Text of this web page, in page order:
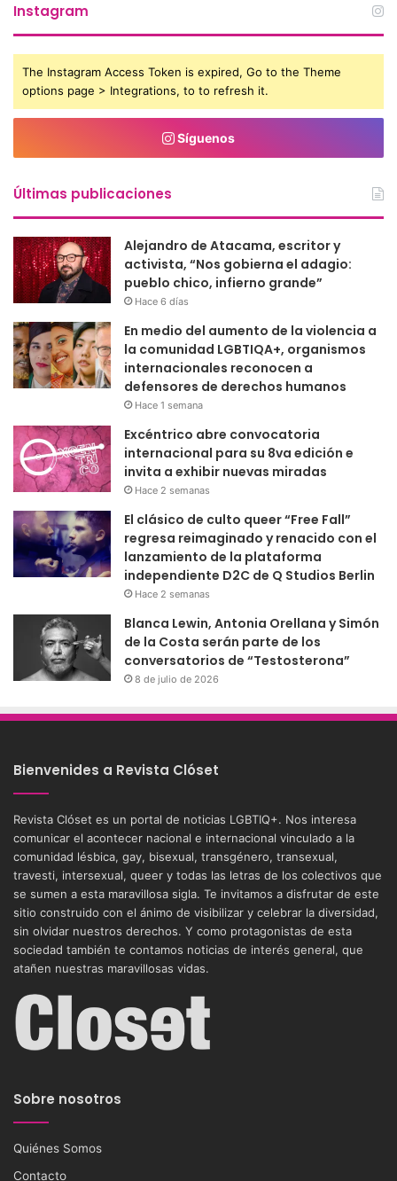
Instagram
The Instagram Access Token is expired, Go to the Theme
options page > Integrations, to to refresh it.
Síguenos
Últimas publicaciones
Alejandro de Atacama, escritor y
activista, “Nos gobierna el adagio:
pueblo chico, infierno grande”
Hace 6 días
En medio del aumento de la violencia a
la comunidad LGBTIQA+, organismos
internacionales reconocen a
defensores de derechos humanos
Hace 1 semana
Excéntrico abre convocatoria
internacional para su 8va edición e
invita a exhibir nuevas miradas
Hace 2 semanas
El clásico de culto queer “Free Fall”
regresa reimaginado y renacido con el
lanzamiento de la plataforma
independiente D2C de Q Studios Berlin
Hace 2 semanas
Blanca Lewin, Antonia Orellana y Simón
de la Costa serán parte de los
conversatorios de “Testosterona”
8 de julio de 2026
Bienvenides a Revista Clóset
Revista Clóset es un portal de noticias LGBTIQ+. Nos interesa
comunicar el acontecer nacional e internacional vinculado a la
comunidad lésbica, gay, bisexual, transgénero, transexual,
travesti, intersexual, queer y todas las letras de los colectivos que
se sumen a esta maravillosa sigla. Te invitamos a disfrutar de este
sitio construido con el ánimo de visibilizar y celebrar la diversidad,
sin olvidar nuestros derechos. Y como protagonistas de esta
sociedad también te contamos noticias de interés general, que
atañen nuestras maravillosas vidas.
Sobre nosotros
Quiénes Somos
Contacto